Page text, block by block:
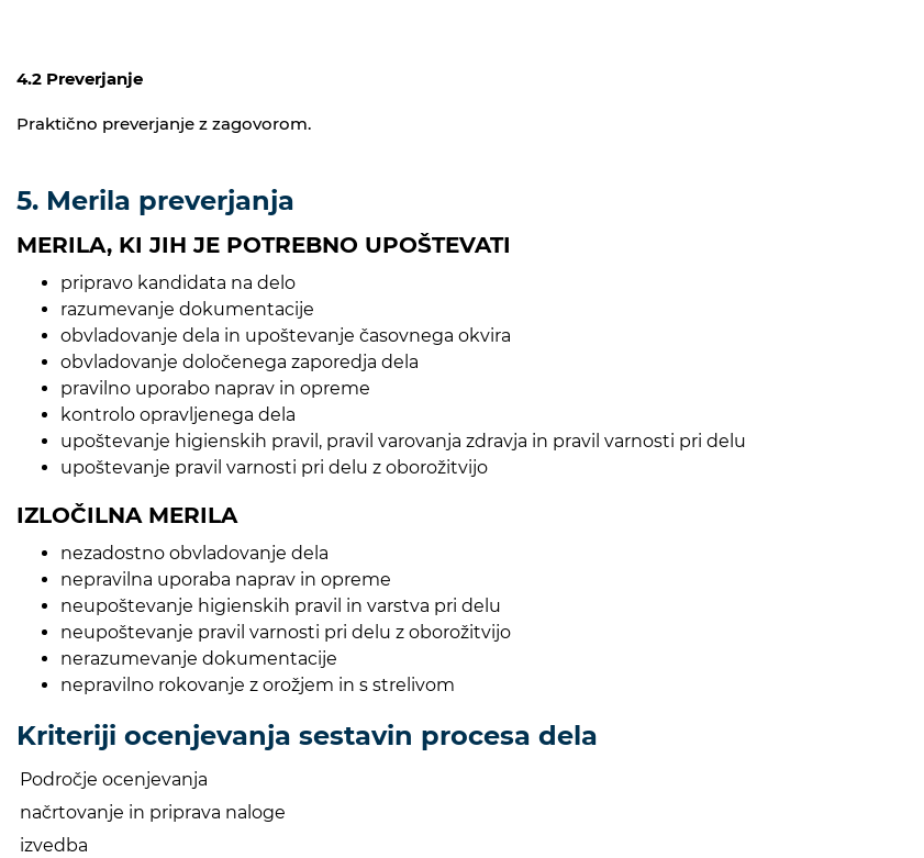
4.2 Preverjanje
Praktično preverjanje z zagovorom.
5. Merila preverjanja
MERILA, KI JIH JE POTREBNO UPOŠTEVATI
pripravo kandidata na delo
razumevanje dokumentacije
obvladovanje dela in upoštevanje časovnega okvira
obvladovanje določenega zaporedja dela
pravilno uporabo naprav in opreme
kontrolo opravljenega dela
upoštevanje higienskih pravil, pravil varovanja zdravja in pravil varnosti pri delu
upoštevanje pravil varnosti pri delu z oborožitvijo
IZLOČILNA MERILA
nezadostno obvladovanje dela
nepravilna uporaba naprav in opreme
neupoštevanje higienskih pravil in varstva pri delu
neupoštevanje pravil varnosti pri delu z oborožitvijo
nerazumevanje dokumentacije
nepravilno rokovanje z orožjem in s strelivom
Kriteriji ocenjevanja sestavin procesa dela
Področje ocenjevanja
načrtovanje in priprava naloge
izvedba